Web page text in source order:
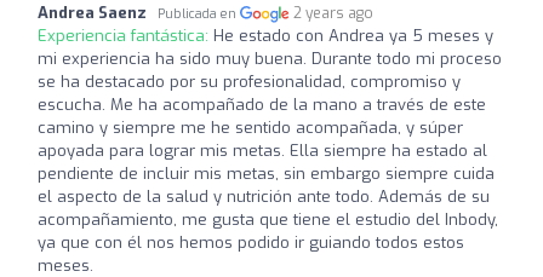
Andrea Saenz Publicada en 2 years ago
Experiencia fantástica: He estado con Andrea ya 5 meses y
mi experiencia ha sido muy buena. Durante todo mi proceso
se ha destacado por su profesionalidad, compromiso y
escucha. Me ha acompañado de la mano a través de este
camino y siempre me he sentido acompañada, y súper
apoyada para lograr mis metas. Ella siempre ha estado al
pendiente de incluir mis metas, sin embargo siempre cuida
el aspecto de la salud y nutrición ante todo. Además de su
acompañamiento, me gusta que tiene el estudio del Inbody,
ya que con él nos hemos podido ir guiando todos estos
meses.